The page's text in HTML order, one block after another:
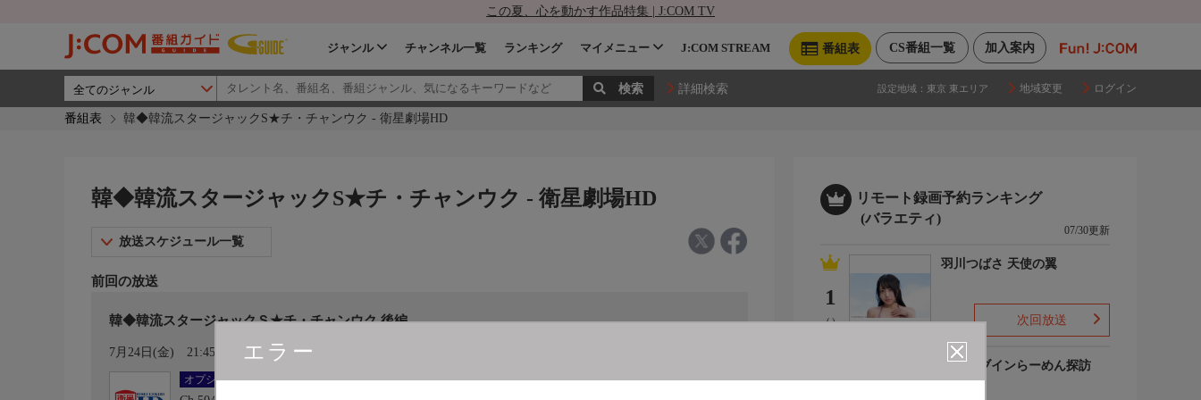
この夏、心を動かす作品特集 | J:COM TV
加入案内
CS番組一覧
番組表
ジャンル チャンネル一覧 ランキング マイメニュー J:COM STREAM
詳細検索 設定地域： 東京 東エリア 地域変更 ログイン
番組表 韓◆韓流スタージャックS★チ・チャンウク - 衛星劇場HD
エラー
韓◆韓流スタージャックS★チ・チャンウク - 衛星劇場HD
放送スケジュール一覧
前回の放送
韓◆韓流スタージャックＳ★チ・チャンウク 後編
7月24日(金) 21:45〜22:00 カレンダー登録
オプション
リモート録画予約ランキング
(バラエティ)
07/30更新
1
(-)
羽川つばさ 天使の翼
次回放送
ドライブインらーめん探訪